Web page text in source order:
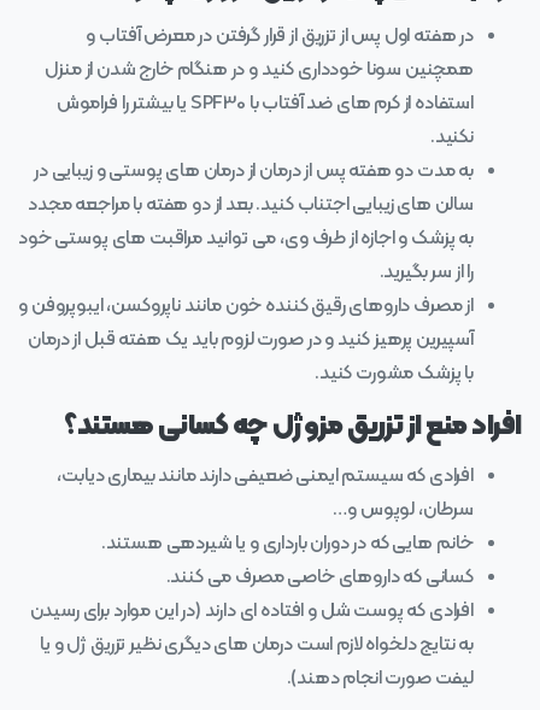
در هفته اول پس از تزریق از قرار گرفتن در معرض آفتاب و
همچنین سونا خودداری کنید و در هنگام خارج شدن از منزل
استفاده از کرم‌ های ضد آفتاب با SPF30 یا بیشتر را فراموش
نکنید.
به مدت دو هفته پس از درمان از درمان‌ های پوستی و زیبایی در
سالن‌ های زیبایی اجتناب کنید. بعد از دو هفته با مراجعه مجدد
به پزشک و اجازه از طرف وی، می‌ توانید مراقبت‌ های پوستی خود
را از سر بگیرید.
از مصرف داروهای رقیق‌ کننده خون مانند ناپروکسن، ایبوپروفن و
آسپیرین پرهیز کنید و در صورت لزوم باید یک هفته قبل از درمان
با پزشک مشورت کنید.
افراد منع از تزریق مزوژل چه کسانی هستند؟
افرادی که سیستم ایمنی ضعیفی دارند مانند بیماری دیابت،
سرطان، لوپوس و…
خانم‌ هایی که در دوران بارداری و یا شیردهی هستند.
کسانی که داروهای خاصی مصرف می‌ کنند.
افرادی که پوست شل و افتاده‌ ای دارند (در این موارد برای رسیدن
به نتایج دلخواه لازم است درمان‌ های دیگری نظیر تزریق ژل و یا
لیفت صورت انجام دهند).